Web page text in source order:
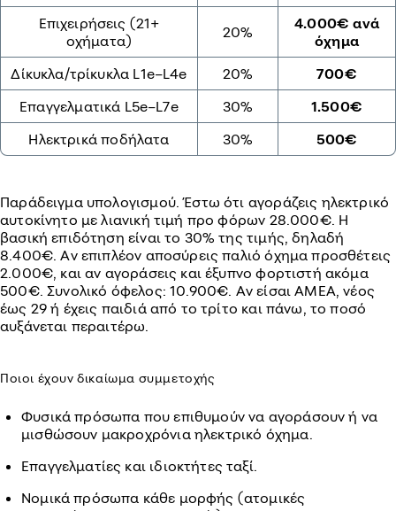
Επιχειρήσεις (21+
οχήματα)
20%
4.000€ ανά
όχημα
Δίκυκλα/τρίκυκλα L1e–L4e
20%
700€
Επαγγελματικά L5e–L7e
30%
1.500€
Ηλεκτρικά ποδήλατα
30% 500€
Παράδειγμα υπολογισμού. Έστω ότι αγοράζεις ηλεκτρικό
αυτοκίνητο με λιανική τιμή προ φόρων 28.000€. Η
βασική επιδότηση είναι το 30% της τιμής, δηλαδή
8.400€. Αν επιπλέον αποσύρεις παλιό όχημα προσθέτεις
2.000€, και αν αγοράσεις και έξυπνο φορτιστή ακόμα
500€. Συνολικό όφελος: 10.900€. Αν είσαι ΑΜΕΑ, νέος
έως 29 ή έχεις παιδιά από το τρίτο και πάνω, το ποσό
αυξάνεται περαιτέρω.
Ποιοι έχουν δικαίωμα συμμετοχής
Φυσικά πρόσωπα που επιθυμούν να αγοράσουν ή να
μισθώσουν μακροχρόνια ηλεκτρικό όχημα.
Επαγγελματίες και ιδιοκτήτες ταξί.
Νομικά πρόσωπα κάθε μορφής (ατομικές